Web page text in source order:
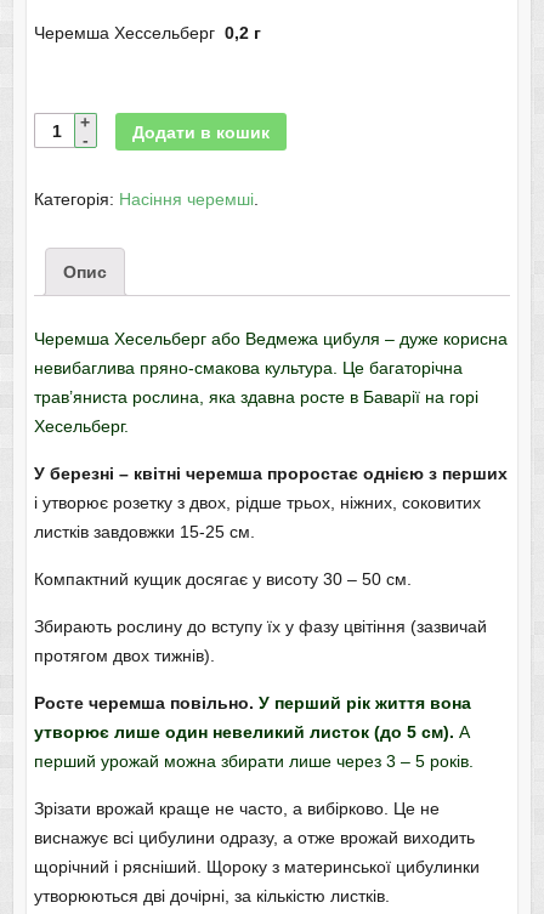
Черемша Хессельберг 0,2 г
Додати в кошик
Категорія: Насіння черемші.
Опис
Черемша Хесельберг або Ведмежа цибуля – дуже корисна
невибаглива пряно-смакова культура. Це багаторічна
трав’яниста рослина, яка здавна росте в Баварії на горі
Хесельберг.
У березні – квітні черемша проростає однією з перших
і утворює розетку з двох, рідше трьох, ніжних, соковитих
листків завдовжки 15-25 см.
Компактний кущик досягає у висоту 30 – 50 см.
Збирають рослину до вступу їх у фазу цвітіння (зазвичай
протягом двох тижнів).
Росте черемша повільно. У перший рік життя вона
утворює лише один невеликий листок (до 5 см). А
перший урожай можна збирати лише через 3 – 5 років.
Зрізати врожай краще не часто, а вибірково. Це не
виснажує всі цибулини одразу, а отже врожай виходить
щорічний і рясніший. Щороку з материнської цибулинки
утворюються дві дочірні, за кількістю листків.